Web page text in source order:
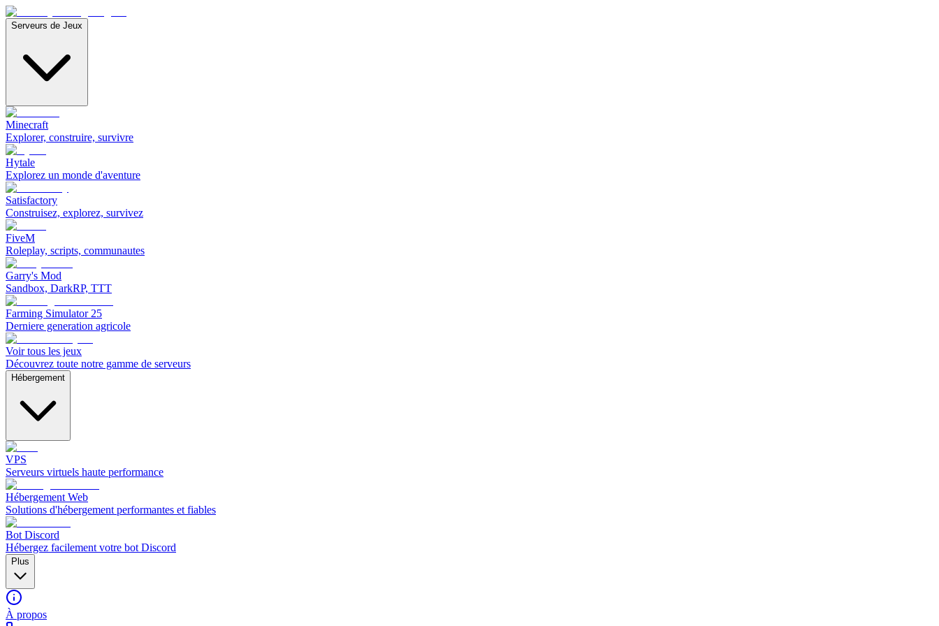
Serveurs de Jeux
Minecraft
Explorer, construire, survivre
Hytale
Explorez un monde d'aventure
Satisfactory
Construisez, explorez, survivez
FiveM
Roleplay, scripts, communautes
Garry's Mod
Sandbox, DarkRP, TTT
Farming Simulator 25
Derniere generation agricole
Voir tous les jeux
Découvrez toute notre gamme de serveurs
Hébergement
VPS
Serveurs virtuels haute performance
Hébergement Web
Solutions d'hébergement performantes et fiables
Bot Discord
Hébergez facilement votre bot Discord
Plus
À propos